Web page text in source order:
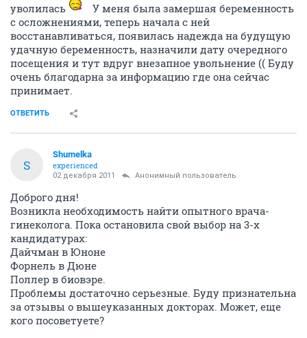
уволилась
У меня была замершая беременность
с осложнениями, теперь начала с ней
восстанавливаться, появилась надежда на будущую
удачную беременность, назначили дату очередного
посещения и тут вдруг внезапное увольнение (( Буду
очень благодарна за информацию где она сейчас
принимает.
ОТВЕТИТЬ
S
Shumelka
experienced
02 декабря 2011 Анонимный пользователь
Доброго дня!
Возникла необходимость найти опытного врача-
гинеколога. Пока остановила свой выбор на 3-х
кандидатурах:
Дайчман в Юноне
Форнель в Дюне
Поллер в биовэре.
Проблемы достаточно серьезные. Буду признательна
за отзывы о вышеуказанных докторах. Может, еще
кого посоветуете?